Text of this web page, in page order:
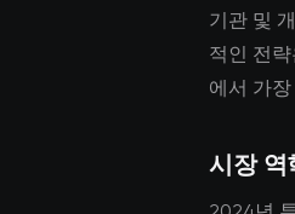
기관 및
적인 전
에서 가
시장 역